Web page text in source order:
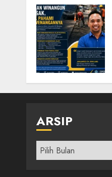
ARSIP
Arsip